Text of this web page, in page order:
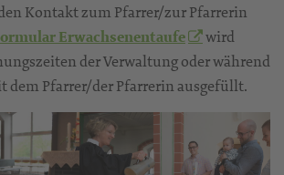
Kontakt zum Pfarrer/zur Pfarrerin
Erwachsenentaufe
wird
der Verwaltung oder während
dem Pfarrer/der Pfarrerin ausgefüllt.